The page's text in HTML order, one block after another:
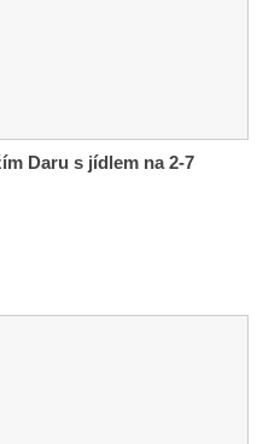
Daru s jídlem na 2-7